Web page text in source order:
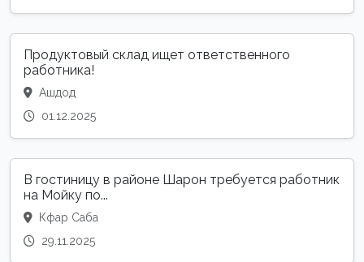
Продуктовый склад ищет ответственного
работника!
Ашдод
01.12.2025
В гостиницу в районе Шарон требуется работник
на Мойку по...
Кфар Саба
29.11.2025